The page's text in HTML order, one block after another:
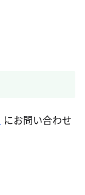
にお問い合わせ